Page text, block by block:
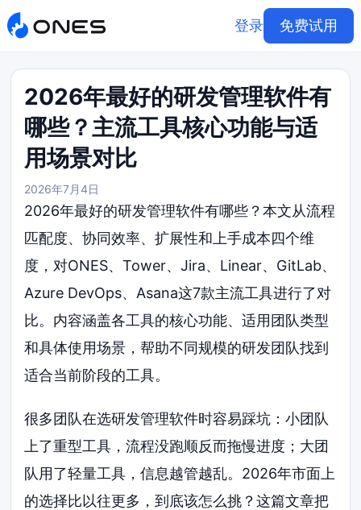
登录 免费试用
2026年最好的研发管理软件有
哪些？主流工具核心功能与适
用场景对比
2026年7月4日
2026年最好的研发管理软件有哪些？本文从流程
匹配度、协同效率、扩展性和上手成本四个维
度，对ONES、Tower、Jira、Linear、GitLab、
Azure DevOps、Asana这7款主流工具进行了对
比。内容涵盖各工具的核心功能、适用团队类型
和具体使用场景，帮助不同规模的研发团队找到
适合当前阶段的工具。
很多团队在选研发管理软件时容易踩坑：小团队
上了重型工具，流程没跑顺反而拖慢进度；大团
队用了轻量工具，信息越管越乱。2026年市面上
的选择比以往更多，到底该怎么挑？这篇文章把